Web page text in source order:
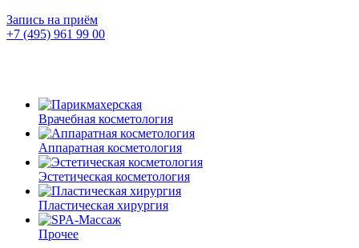
Запись на приём
+7 (495) 961 99 00
Врачебная косметология
Аппаратная косметология
Эстетическая косметология
Пластическая хирургия
Прочее